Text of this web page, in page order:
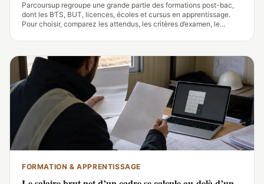
Parcoursup regroupe une grande partie des formations post-bac,
dont les BTS, BUT, licences, écoles et cursus en apprentissage.
Pour choisir, comparez les attendus, les critères d’examen, le
d’alternance de chaque fiche.
FORMATION & APPRENTISSAGE